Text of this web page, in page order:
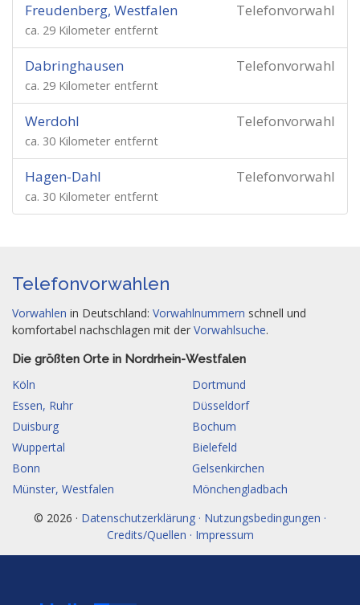
Telefonvorwahl
Freudenberg, Westfalen
ca. 29 Kilometer entfernt
Telefonvorwahl
Dabringhausen
ca. 29 Kilometer entfernt
Telefonvorwahl
Werdohl
ca. 30 Kilometer entfernt
Telefonvorwahl
Hagen-Dahl
ca. 30 Kilometer entfernt
Telefonvorwahlen
Vorwahlen in Deutschland: Vorwahlnummern schnell und
komfortabel nachschlagen mit der Vorwahlsuche.
Die größten Orte in Nordrhein-Westfalen
Köln
Dortmund
Essen, Ruhr
Düsseldorf
Duisburg
Bochum
Wuppertal
Bielefeld
Bonn
Gelsenkirchen
Münster, Westfalen
Mönchengladbach
© 2026 · Datenschutzerklärung · Nutzungsbedingungen ·
Credits/Quellen · Impressum